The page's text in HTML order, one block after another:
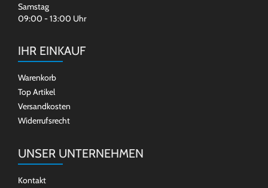
Samstag
09:00 - 13:00 Uhr
IHR EINKAUF
Warenkorb
Top Artikel
Versandkosten
Widerrufsrecht
UNSER UNTERNEHMEN
Kontakt